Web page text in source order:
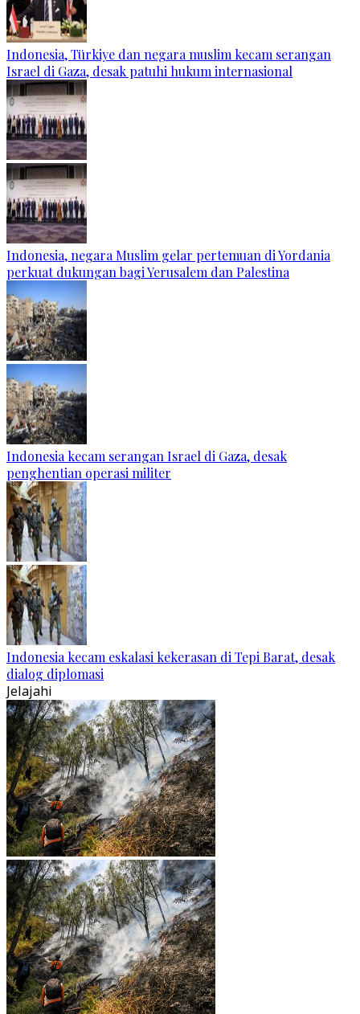
Indonesia, Türkiye dan negara muslim kecam serangan
Israel di Gaza, desak patuhi hukum internasional
Indonesia, negara Muslim gelar pertemuan di Yordania
perkuat dukungan bagi Yerusalem dan Palestina
Indonesia kecam serangan Israel di Gaza, desak
penghentian operasi militer
Indonesia kecam eskalasi kekerasan di Tepi Barat, desak
dialog diplomasi
Jelajahi